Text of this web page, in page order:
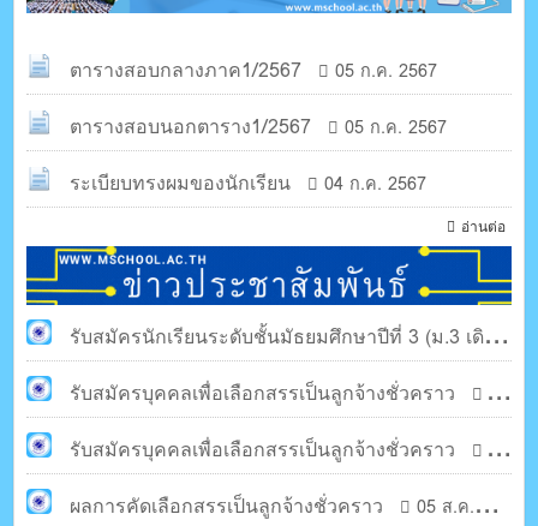
ตารางสอบกลางภาค1/2567 05 ก.ค. 2567
ตารางสอบนอกตาราง1/2567 05 ก.ค. 2567
ระเบียบทรงผมของนักเรียน 04 ก.ค. 2567
อ่านต่อ
รับสมัครนักเรียนระดับชั้นมัธยมศึกษาปีที่ 3 (ม.3 เดิม)
13 ม.ค. 2568
รับสมัครบุคคลเพื่อเลือกสรรเป็นลูกจ้างชั่วคราว
13
ม.ค. 2568
รับสมัครบุคคลเพื่อเลือกสรรเป็นลูกจ้างชั่วคราว
03
ม.ค. 2568
ผลการคัดเลือกสรรเป็นลูกจ้างชั่วคราว 05 ส.ค.